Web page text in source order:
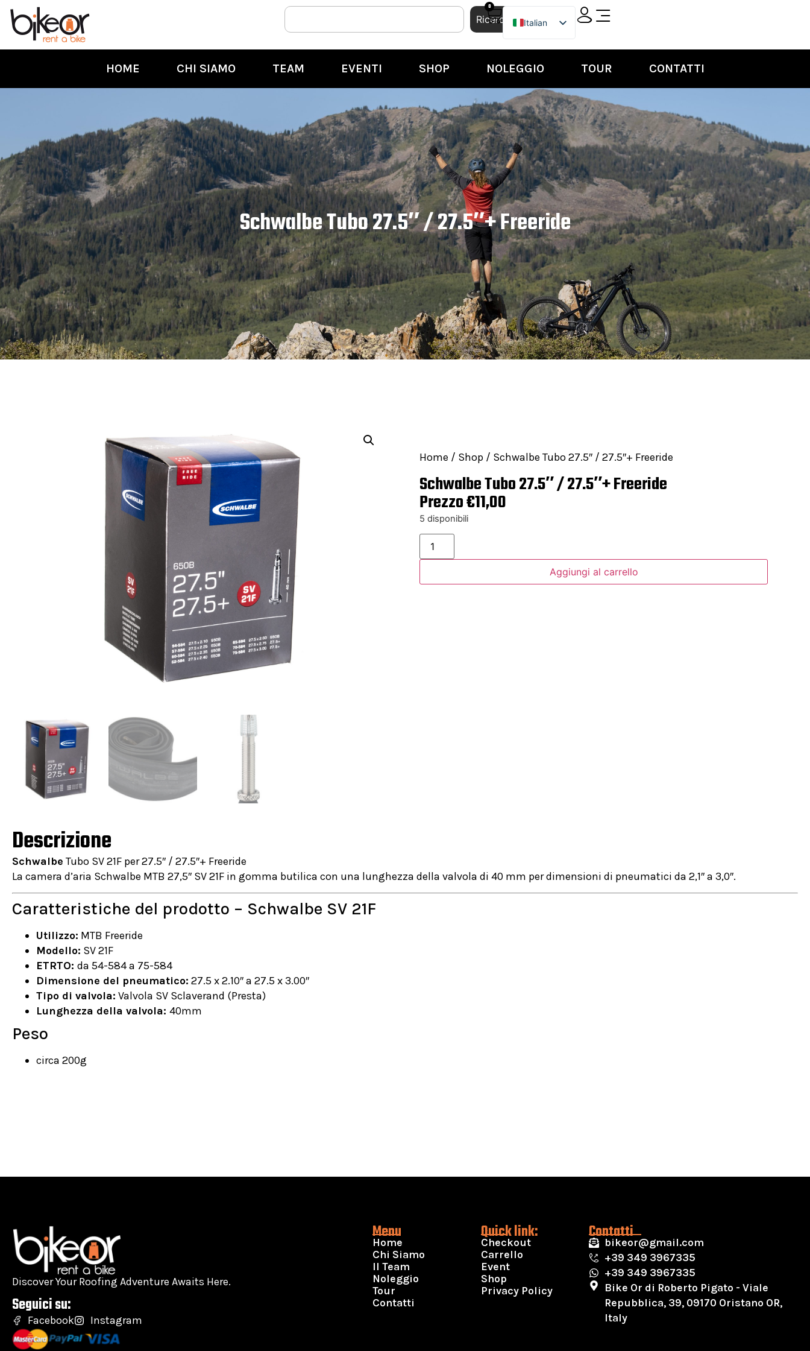
Ricerca
0
Italian
English
HOME CHI SIAMO TEAM EVENTI SHOP NOLEGGIO TOUR CONTATTI
Schwalbe Tubo 27.5″ / 27.5″+ Freeride
Home / Shop / Schwalbe Tubo 27.5″ / 27.5″+ Freeride
Schwalbe Tubo 27.5″ / 27.5″+ Freeride
Prezzo€11,00
5 disponibili
Aggiungi al carrello
Schwalbe Tubo SV 21F per 27.5″ / 27.5″+ Freeride
La camera d’aria Schwalbe MTB 27,5″ SV 21F in gomma butilica con una lunghezza della valvola di 40 mm per dimensioni di pneumatici da 2,1″ a 3,0″.
Caratteristiche del prodotto – Schwalbe SV 21F
Utilizzo: MTB Freeride
Modello: SV 21F
ETRTO: da 54-584 a 75-584
Dimensione del pneumatico: 27.5 x 2.10″ a 27.5 x 3.00″
Tipo di valvola: Valvola SV Sclaverand (Presta)
Lunghezza della valvola: 40mm
Peso
circa 200g
Descrizione
Discover Your Roofing Adventure Awaits Here.
Seguici su:
Facebook Instagram
Menu
Home
Chi Siamo
Il Team
Noleggio
Tour
Contatti
Quick link:
Checkout
Carrello
Event
Shop
Privacy Policy
Contatti
bikeor@gmail.com
+39 349 3967335
+39 349 3967335
Bike Or di Roberto Pigato - Viale
Repubblica, 39, 09170 Oristano OR,
Italy